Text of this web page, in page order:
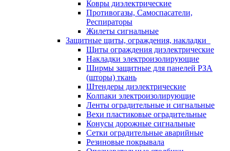
Ковры диэлектрические
Противогазы, Самоспасатели,
Респираторы
Жилеты сигнальные
Защитные щиты, ограждения, накладки
Щиты ограждения диэлектрические
Накладки электроизолирующие
Ширмы защитные для панелей РЗА
(шторы) ткань
Штендеры диэлектрические
Колпаки электроизолирующие
Ленты оградительные и сигнальные
Вехи пластиковые оградительные
Конусы дорожные сигнальные
Сетки оградительные аварийные
Резиновые покрывала